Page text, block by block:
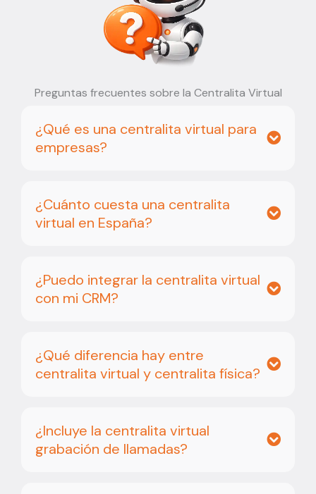
Preguntas frecuentes sobre la Centralita Virtual
¿Qué es una centralita virtual para
empresas?
¿Cuánto cuesta una centralita
virtual en España?
¿Puedo integrar la centralita virtual
con mi CRM?
¿Qué diferencia hay entre
centralita virtual y centralita física?
¿Incluye la centralita virtual
grabación de llamadas?